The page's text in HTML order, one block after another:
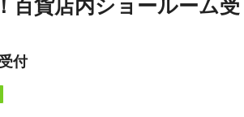
百貨店内ショールーム受
付